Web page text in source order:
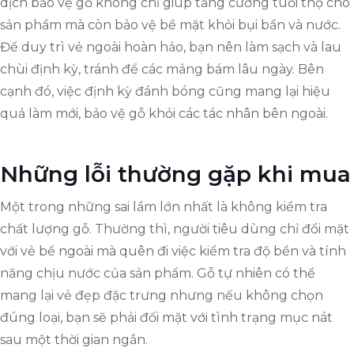
sản phẩm mà còn bảo vệ bề mặt khỏi bụi bẩn và nước.
Để duy trì vẻ ngoài hoàn hảo, bạn nên làm sạch và lau
chùi định kỳ, tránh để các mảng bám lâu ngày. Bên
cạnh đó, việc định kỳ đánh bóng cũng mang lại hiệu
quả làm mới, bảo vệ gỗ khỏi các tác nhân bên ngoài.
Những lỗi thường gặp khi mua
Một trong những sai lầm lớn nhất là không kiểm tra
chất lượng gỗ. Thường thì, người tiêu dùng chỉ đổi mặt
với vẻ bề ngoài mà quên đi việc kiểm tra độ bền và tính
năng chịu nước của sản phẩm. Gỗ tự nhiên có thể
mang lại vẻ đẹp đặc trưng nhưng nếu không chọn
đúng loại, bạn sẽ phải đối mặt với tình trạng mục nát
sau một thời gian ngắn.